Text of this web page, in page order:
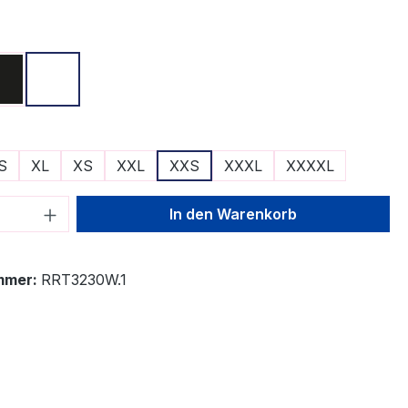
XL XS XXL XXS XXXL XXXXL
Anzahl: Gib den gewünschten Wert
In den Warenkorb
RRT3230W.1